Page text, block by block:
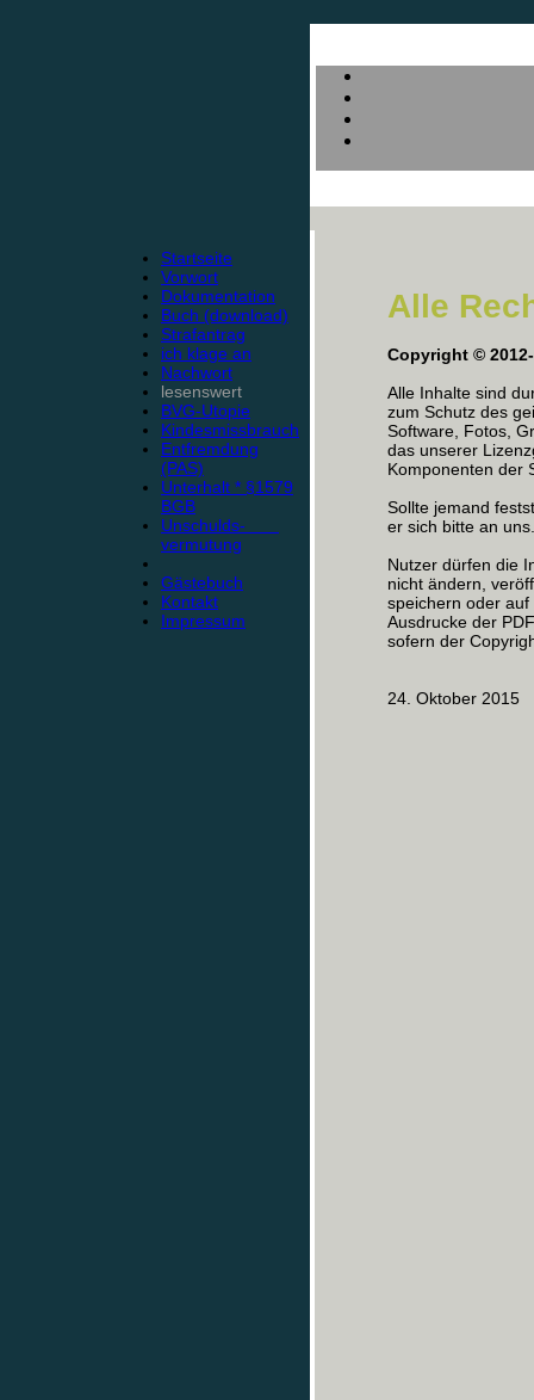
Startseite
Vorwort
Dokumentation
Buch (download)
Strafantrag
ich klage an
Nachwort
lesenswert
BVG-Utopie
Kindesmissbrauch
Entfremdung
(PAS)
Unterhalt * §1579
BGB
Unschulds-
vermutung
Gästebuch
Kontakt
Impressum
Alle
Copyright ©
Alle Inhalte sind
zum Schutz des
Software, Fotos,
das unserer
Komponenten der
Sollte jemand
er sich bitte an uns.
Nutzer dürfen die
nicht ändern,
speichern oder
Ausdrucke der
sofern der
24. Oktober 2015